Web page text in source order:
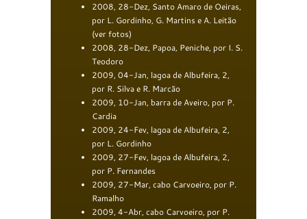
2008, 28-Dez, Santo Amaro de Oeiras,
por L. Gordinho, G. Martins e A. Leitão
(ver fotos)
2008, 28-Dez, Papoa, Peniche, por I. S.
Teodoro
2009, 04-Jan, lagoa de Albufeira, 2,
por R. Silva e R. Marcão
2009, 10-Jan, barra de Aveiro, por P.
Cardia
2009, 24-Fev, lagoa de Albufeira, 2,
por L. Gordinho
2009, 27-Fev, lagoa de Albufeira, 2,
por P. Fernandes
2009, 27-Mar, cabo Carvoeiro, por P.
Ramalho
2009, 4-Abr, cabo Carvoeiro, por P.